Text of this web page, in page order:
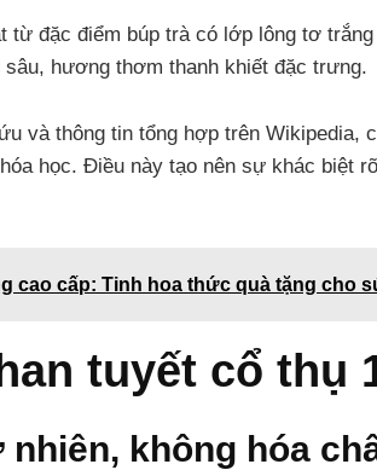
từ đặc điểm búp trà có lớp lông tơ
sâu, hương thơm thanh khiết đặc trưng.
và thông tin tổng hợp trên Wikipedia,
học. Điều này tạo nên sự khác biệt
cao cấp: Tinh hoa thức quà tặng cho
tuyết cổ thụ
không hóa